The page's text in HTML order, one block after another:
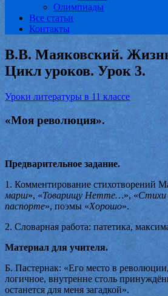
Олимпиады
Все статьи
Контакты
В.В. Маяковский.
Цикл уроков. Урок 3.
Уроки литературы в 11 классе
«Моя революция».
Предварительное задание.
1. Комментирование стихотворений
марш», «Товарищу Нетте…», «Стихи
паспорте», поэмы «Хорошо».
2. Словарная работа: патетика,
Материал для учителя.
Б. Пастернак: «Его место в
логичное, внутренне столь
останется для меня загадкой».